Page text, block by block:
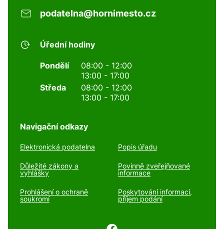
podatelna@hornimesto.cz
Úřední hodiny
Pondělí
08:00 - 12:00
13:00 - 17:00
Středa
08:00 - 12:00
13:00 - 17:00
Navigační odkazy
Elektronická podatelna Popis úřadu
Důležité zákony a
vyhlášky
Povinně zveřejňované
informace
Prohlášení o ochraně
soukromí
Poskytování informací,
příjem podání